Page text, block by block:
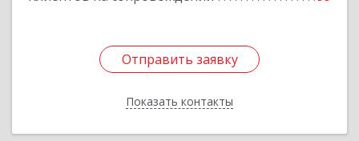
Отправить заявку
Показать контакты
Отправить заявку
Назад